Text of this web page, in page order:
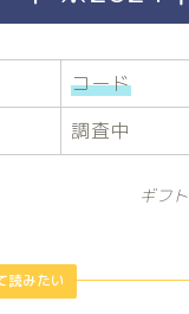
コード
調査中
ギフ